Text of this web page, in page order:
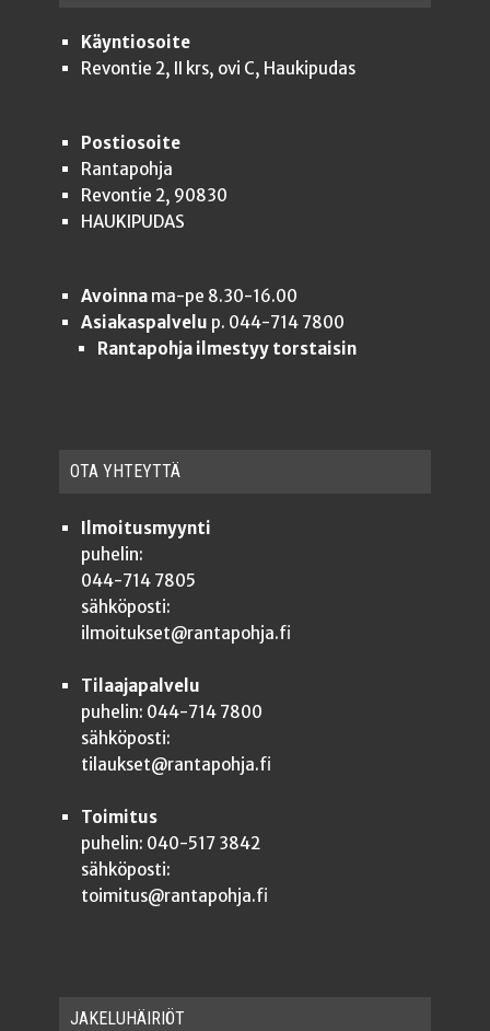
Käyntiosoite
Revontie 2, II krs, ovi C, Haukipudas
Postiosoite
Rantapohja
Revontie 2, 90830
HAUKIPUDAS
Avoinnama-pe 8.30-16.00
Asiakaspalvelu p. 044-714 7800
Rantapohja ilmestyy torstaisin
OTA YHTEYT­TÄ
Ilmoitusmyynti
puhelin:
044-714 7805
sähköposti:
ilmoitukset@rantapohja.fi
Tilaajapalvelu
puhelin: 044-714 7800
sähköposti:
tilaukset@rantapohja.fi
Toimitus
puhelin: 040-517 3842
sähköposti:
toimitus@rantapohja.fi
JAKE­LU­HÄI­RIÖT